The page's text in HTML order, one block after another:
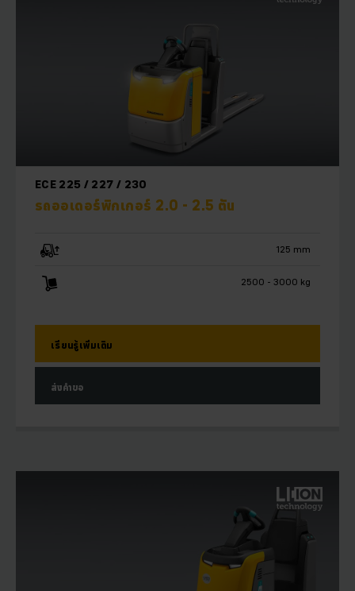
ECE 225 / 227 / 230
รถออเดอร์พิกเกอร์ 2.0 - 2.5 ตัน
125 mm
2500 - 3000 kg
เรียนรู้เพิ่มเติม
ส่งคำขอ